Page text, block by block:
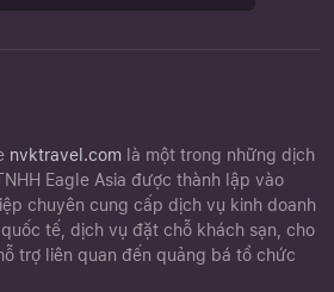
nvktravel.com là một trong những dịch
Eagle Asia được thành lập vào
chuyên cung cấp dịch vụ kinh doanh
tế, dịch vụ đặt chỗ khách sạn, cho
trợ liên quan đến quảng bá tổ chức